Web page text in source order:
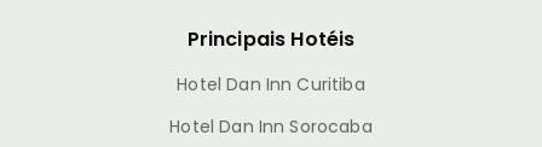
Principais Hotéis
Hotel Dan Inn Curitiba
Hotel Dan Inn Sorocaba